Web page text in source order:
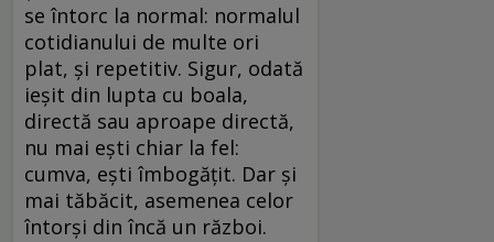
se întorc la normal: normalul
cotidianului de multe ori
plat, şi repetitiv. Sigur, odată
ieşit din lupta cu boala,
directă sau aproape directă,
nu mai eşti chiar la fel:
cumva, eşti îmbogăţit. Dar şi
mai tăbăcit, asemenea celor
întorşi din încă un război.